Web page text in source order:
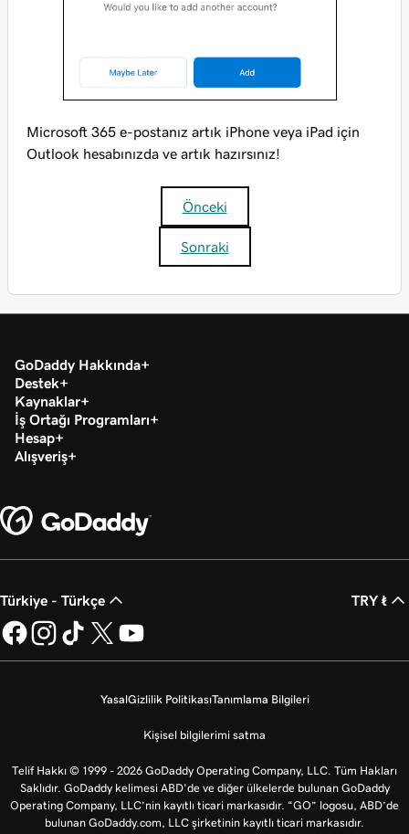
Microsoft 365 e-postanız artık iPhone veya iPad için
Outlook hesabınızda ve artık hazırsınız!
Önceki
Sonraki
GoDaddy Hakkında
Destek
Kaynaklar
İş Ortağı Programları
Hesap
Alışveriş
Türkiye - Türkçe TRY ₺
YasalGizlilik PolitikasıTanımlama Bilgileri
Kişisel bilgilerimi satma
Telif Hakkı © 1999 - 2026 GoDaddy Operating Company, LLC. Tüm Hakları
Saklıdır. GoDaddy kelimesi ABD'de ve diğer ülkelerde bulunan GoDaddy
Operating Company, LLC’nin kayıtlı ticari markasıdır. “GO” logosu, ABD’de
bulunan GoDaddy.com, LLC şirketinin kayıtlı ticari markasıdır.